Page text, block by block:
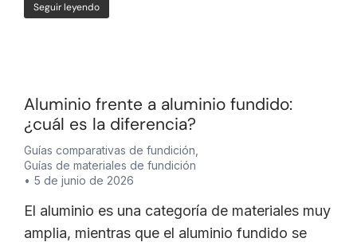
Seguir leyendo
Aluminio frente a aluminio fundido:
¿cuál es la diferencia?
Guías comparativas de fundición
Guías de materiales de fundición
5 de junio de 2026
El aluminio es una categoría de materiales muy
amplia, mientras que el aluminio fundido se